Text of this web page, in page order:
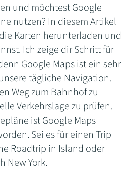
und möchtest Google
nutzen? In diesem Artikel
Karten herunterladen und
Ich zeige dir Schritt für
Google Maps ist ein sehr
tägliche Navigation.
Weg zum Bahnhof zu
Verkehrslage zu prüfen.
ist Google Maps
Sei es für einen Trip
Roadtrip in Island oder
New York.